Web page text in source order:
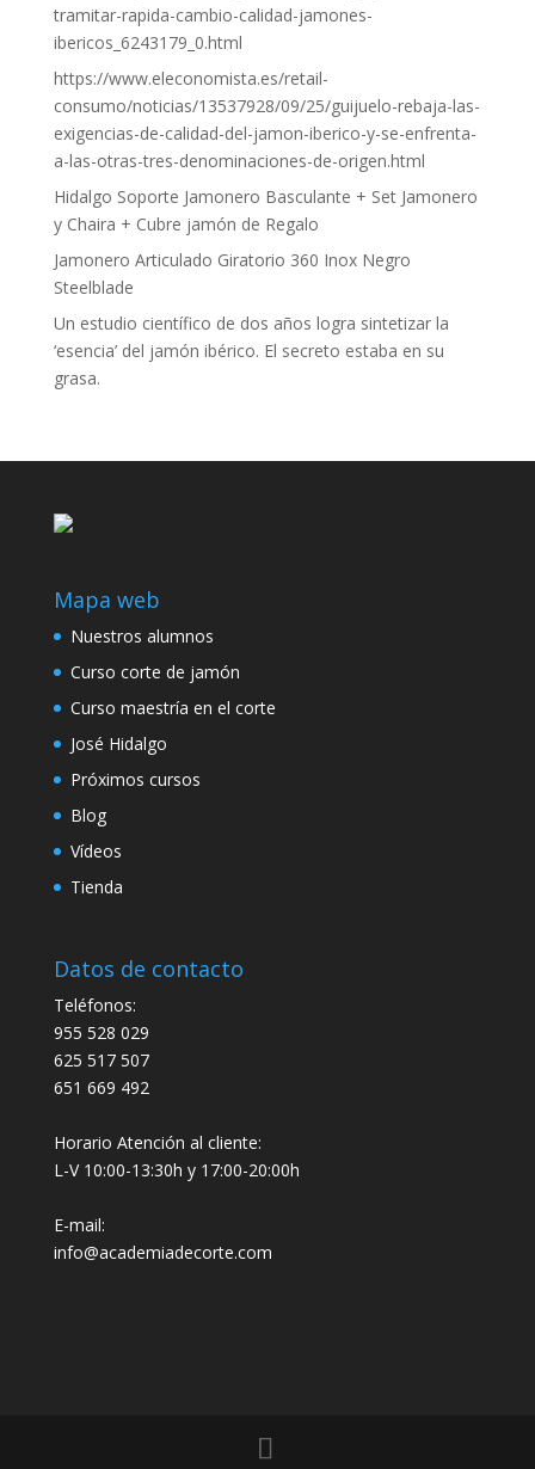
tramitar-rapida-cambio-calidad-jamones-
ibericos_6243179_0.html
https://www.eleconomista.es/retail-
consumo/noticias/13537928/09/25/guijuelo-rebaja-las-
exigencias-de-calidad-del-jamon-iberico-y-se-enfrenta-
a-las-otras-tres-denominaciones-de-origen.html
Hidalgo Soporte Jamonero Basculante + Set Jamonero
y Chaira + Cubre jamón de Regalo
Jamonero Articulado Giratorio 360 Inox Negro
Steelblade
Un estudio científico de dos años logra sintetizar la
‘esencia’ del jamón ibérico. El secreto estaba en su
grasa.
Mapa web
Nuestros alumnos
Curso corte de jamón
Curso maestría en el corte
José Hidalgo
Próximos cursos
Blog
Vídeos
Tienda
Datos de contacto
Teléfonos:
955 528 029
625 517 507
651 669 492
Horario Atención al cliente:
L-V 10:00-13:30h y 17:00-20:00h
E-mail:
info@academiadecorte.com